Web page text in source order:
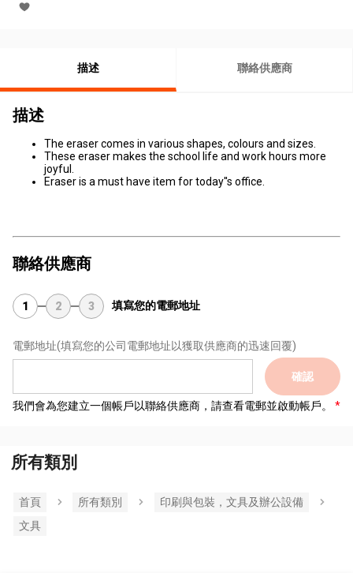
描述 聯絡供應商
描述
The eraser comes in various shapes, colours and sizes.
These eraser makes the school life and work hours more
joyful.
Eraser is a must have item for today''s office.
聯絡供應商
1 2 3 填寫您的電郵地址
電郵地址(填寫您的公司電郵地址以獲取供應商的迅速回覆)
確認
我們會為您建立一個帳戶以聯絡供應商，請查看電郵並啟動帳戶。
所有類別
首頁 所有類別
印刷與包裝，文具及辦公設備
文具